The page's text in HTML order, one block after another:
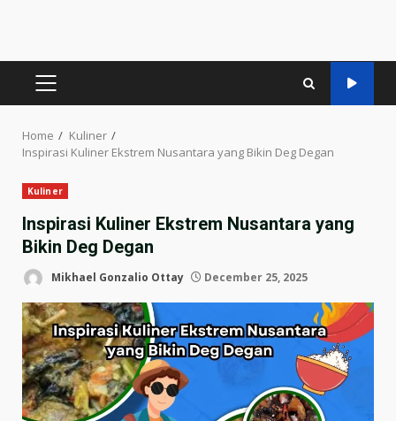
PRIMARY
Home
Kuliner
Inspirasi Kuliner Ekstrem Nusantara yang Bikin Deg Degan
Kuliner
Inspirasi Kuliner Ekstrem Nusantara yang
Bikin Deg Degan
Mikhael Gonzalio Ottay December 25, 2025